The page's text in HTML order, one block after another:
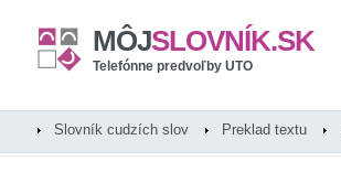
MÔJSLOVNÍK.SK
Telefónne predvoľby UTO
Slovník cudzích slov Preklad textu